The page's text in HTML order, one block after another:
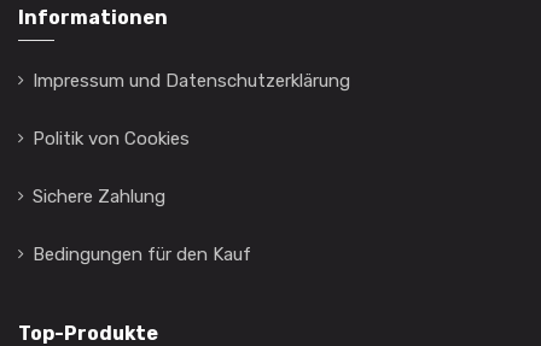
Informationen
Impressum und Datenschutzerklärung
Politik von Cookies
Sichere Zahlung
Bedingungen für den Kauf
Top-Produkte